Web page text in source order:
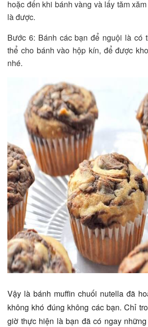
hoặc đến khi bánh vàng và lấy tăm
là được.
Bước 6: Bánh các bạn để nguội là có
thể cho bánh vào hộp kín, để được
nhé.
Vậy là bánh muffin chuối nutella đã
không khó đúng không các bạn. Chỉ
giờ thực hiện là bạn đã có ngay